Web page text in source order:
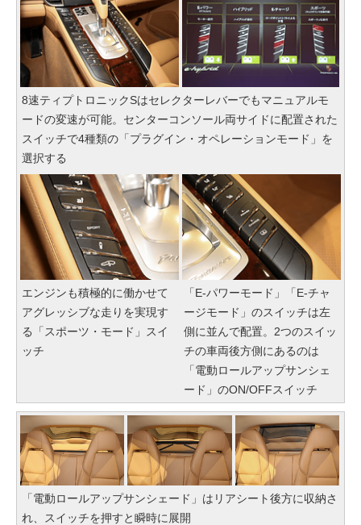
8速ティプトロニックSはセレクターレバーでもマニュアルモ
ードの変速が可能。センターコンソール両サイドに配置された
スイッチで4種類の「プラグイン・オペレーションモード」を
選択する
エンジンも積極的に働かせて
アグレッシブな走りを実現す
る「スポーツ・モード」スイ
ッチ
「E-パワーモード」「E-チャ
ージモード」のスイッチは左
側に並んで配置。2つのスイッ
チの車両後方側にあるのは
「電動ロールアップサンシェ
ード」のON/OFFスイッチ
「電動ロールアップサンシェード」はリアシート後方に収納さ
れ、スイッチを押すと瞬時に展開